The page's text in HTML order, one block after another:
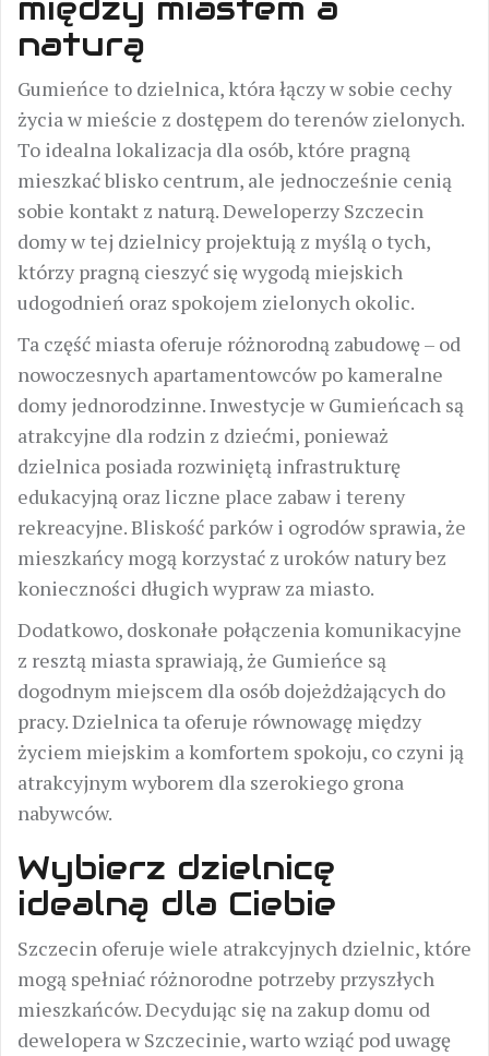
naturą
Gumieńce to dzielnica, która łączy w sobie cechy
życia w mieście z dostępem do terenów zielonych.
To idealna lokalizacja dla osób, które pragną
mieszkać blisko centrum, ale jednocześnie cenią
sobie kontakt z naturą. Deweloperzy Szczecin
domy w tej dzielnicy projektują z myślą o tych,
którzy pragną cieszyć się wygodą miejskich
udogodnień oraz spokojem zielonych okolic.
Ta część miasta oferuje różnorodną zabudowę – od
nowoczesnych apartamentowców po kameralne
domy jednorodzinne. Inwestycje w Gumieńcach są
atrakcyjne dla rodzin z dziećmi, ponieważ
dzielnica posiada rozwiniętą infrastrukturę
edukacyjną oraz liczne place zabaw i tereny
rekreacyjne. Bliskość parków i ogrodów sprawia, że
mieszkańcy mogą korzystać z uroków natury bez
konieczności długich wypraw za miasto.
Dodatkowo, doskonałe połączenia komunikacyjne
z resztą miasta sprawiają, że Gumieńce są
dogodnym miejscem dla osób dojeżdżających do
pracy. Dzielnica ta oferuje równowagę między
życiem miejskim a komfortem spokoju, co czyni ją
atrakcyjnym wyborem dla szerokiego grona
nabywców.
Wybierz dzielnicę
idealną dla Ciebie
Szczecin oferuje wiele atrakcyjnych dzielnic, które
mogą spełniać różnorodne potrzeby przyszłych
mieszkańców. Decydując się na zakup domu od
dewelopera w Szczecinie, warto wziąć pod uwagę